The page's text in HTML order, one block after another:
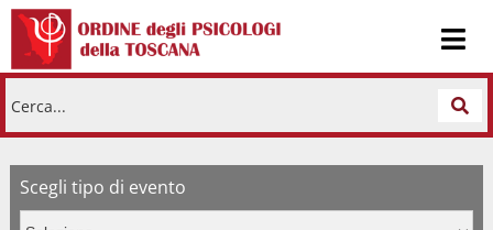
Cerca...
Scegli tipo di evento